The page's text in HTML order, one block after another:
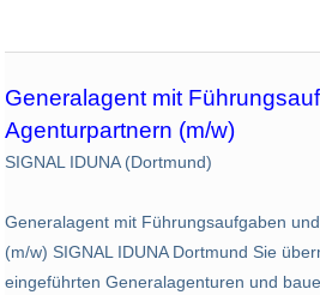
Generalagent mit
Agenturpartnern (m/w)
SIGNAL IDUNA (Dortmund)
Generalagent mit Führungsaufgaben
(m/w) SIGNAL IDUNA Dortmund Sie
eingeführten Generalagenturen und